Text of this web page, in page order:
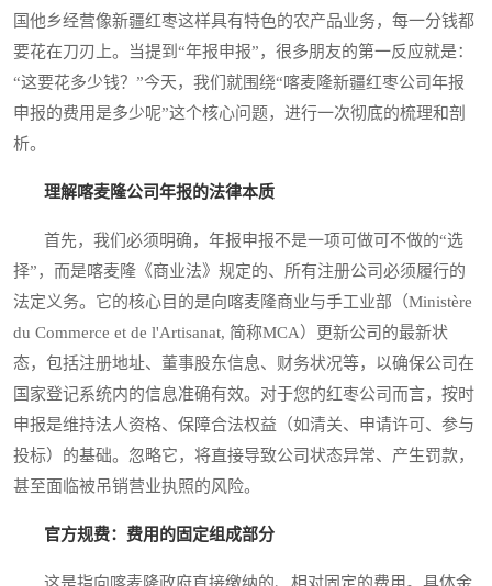
国他乡经营像新疆红枣这样具有特色的农产品业务，每一分钱都
要花在刀刃上。当提到“年报申报”，很多朋友的第一反应就是：
“这要花多少钱？”今天，我们就围绕“喀麦隆新疆红枣公司年报
申报的费用是多少呢”这个核心问题，进行一次彻底的梳理和剖
析。
理解喀麦隆公司年报的法律本质
首先，我们必须明确，年报申报不是一项可做可不做的“选
择”，而是喀麦隆《商业法》规定的、所有注册公司必须履行的
法定义务。它的核心目的是向喀麦隆商业与手工业部（Ministère
du Commerce et de l'Artisanat, 简称MCA）更新公司的最新状
态，包括注册地址、董事股东信息、财务状况等，以确保公司在
国家登记系统内的信息准确有效。对于您的红枣公司而言，按时
申报是维持法人资格、保障合法权益（如清关、申请许可、参与
投标）的基础。忽略它，将直接导致公司状态异常、产生罚款，
甚至面临被吊销营业执照的风险。
官方规费：费用的固定组成部分
这是指向喀麦隆政府直接缴纳的、相对固定的费用。具体金